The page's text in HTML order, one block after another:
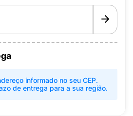
informado no seu CEP.
de entrega para a sua região.